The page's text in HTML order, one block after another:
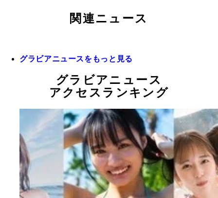
関連ニュース
グラビアニュースをもっと見る
グラビアニュース
アクセスランキング